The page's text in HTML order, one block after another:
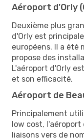
Aéroport d'Orly
Deuxième plus
d'Orly est
européens. Il a été
propose des
L'aéroport d'Orly
et son efficacité.
Aéroport de
Principalement
low cost, l'aéroport
liaisons vers de